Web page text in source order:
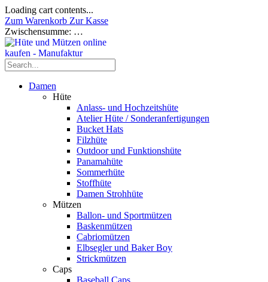
Loading cart contents...
Zum Warenkorb Zur Kasse
Zwischensumme: …
Damen
Hüte
Anlass- und Hochzeitshüte
Atelier Hüte / Sonderanfertigungen
Bucket Hats
Filzhüte
Outdoor und Funktionshüte
Panamahüte
Sommerhüte
Stoffhüte
Damen Strohhüte
Mützen
Ballon- und Sportmützen
Baskenmützen
Cabriomützen
Elbsegler und Baker Boy
Strickmützen
Caps
Baseball Caps